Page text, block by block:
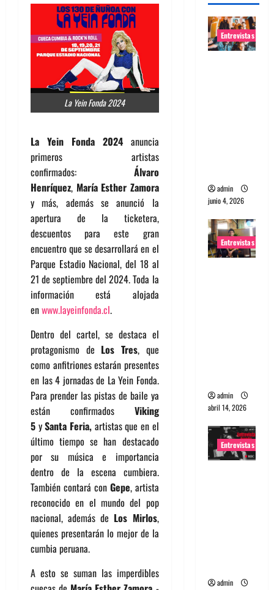
La Yein Fonda 2024
La Yein Fonda 2024 anuncia
primeros artistas
confirmados: Álvaro
Henríquez, María Esther Zamora
y más, además se anunció la
apertura de la ticketera,
descuentos para este gran
encuentro que se desarrollará en el
Parque Estadio Nacional, del 18 al
21 de septiembre del 2024. Toda la
información está alojada
enwww.layeinfonda.cl.
Dentro del cartel, se destaca el
protagonismo de Los Tres, que
como anfitriones estarán presentes
en las 4 jornadas de La Yein Fonda.
Para prender las pistas de baile ya
están confirmados Viking
5 ySanta Feria,artistas que en el
último tiempo se han destacado
por su música e importancia
dentro de la escena cumbiera.
También contará con Gepe, artista
reconocido en el mundo del pop
nacional, además de Los Mirlos,
quienes presentarán lo mejor de la
cumbia peruana.
A esto se suman las imperdibles
Entrevistas
admin
junio 4, 2026
Entrevistas
admin
abril 14, 2026
Entrevistas
admin